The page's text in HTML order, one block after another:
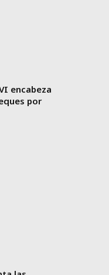
encabeza
por